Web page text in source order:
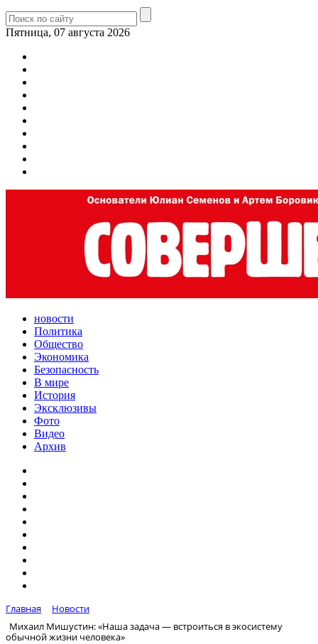
Пятница, 07 августа 2026
новости
Политика
Общество
Экономика
Безопасность
В мире
История
Эксклюзивы
Фото
Видео
Архив
Главная
Новости
Михаил Мишустин: «Наша задача — встроиться в экосистему
обычной жизни человека»